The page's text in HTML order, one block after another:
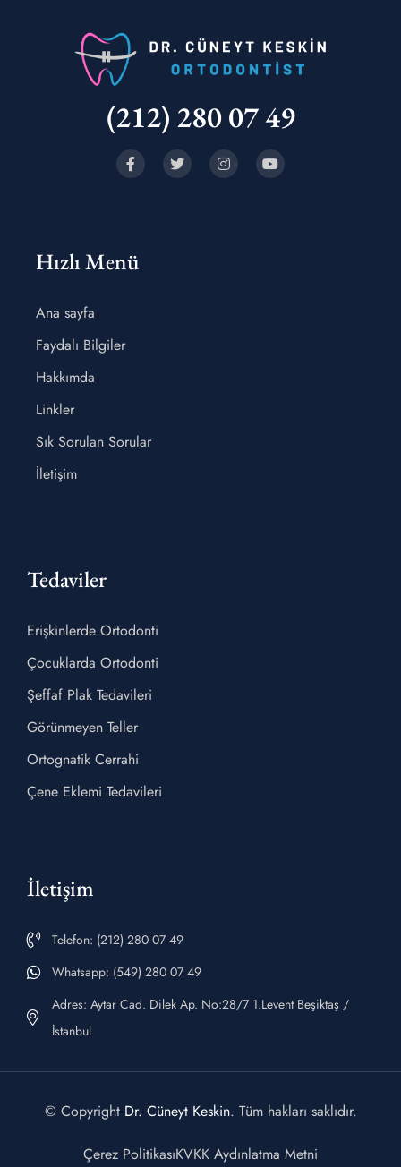
(212) 280 07 49
Hızlı Menü
Ana sayfa
Faydalı Bilgiler
Hakkımda
Linkler
Sık Sorulan Sorular
İletişim
Tedaviler
Erişkinlerde Ortodonti
Çocuklarda Ortodonti
Şeffaf Plak Tedavileri
Görünmeyen Teller
Ortognatik Cerrahi
Çene Eklemi Tedavileri
İletişim
Telefon: (212) 280 07 49
Whatsapp: (549) 280 07 49
Adres: Aytar Cad. Dilek Ap. No:28/7 1.Levent Beşiktaş /
İstanbul
© Copyright Dr. Cüneyt Keskin. Tüm hakları saklıdır.
Çerez PolitikasıKVKK Aydınlatma Metni